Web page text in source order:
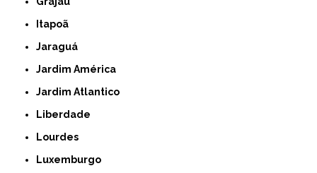
Itapoã
Jaraguá
Jardim América
Jardim Atlantico
Liberdade
Lourdes
Luxemburgo